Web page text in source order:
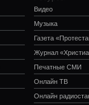
Видео
Музыка
Газета
Журнал
Печатные СМИ
Онлайн ТВ
Онлайн